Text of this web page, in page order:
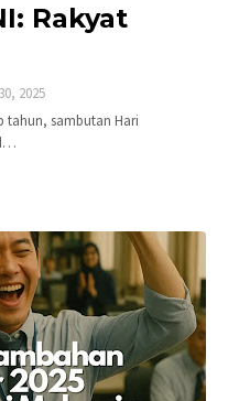
Rakyat
2025
tahun, sambutan Hari